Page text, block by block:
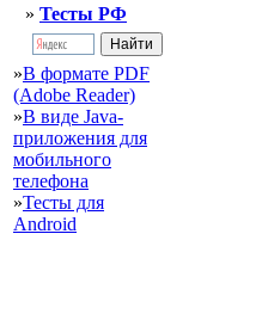
» Тесты РФ
»В формате PDF
(Adobe Reader)
»В виде Java-
приложения для
мобильного
телефона
»Тесты для
Android